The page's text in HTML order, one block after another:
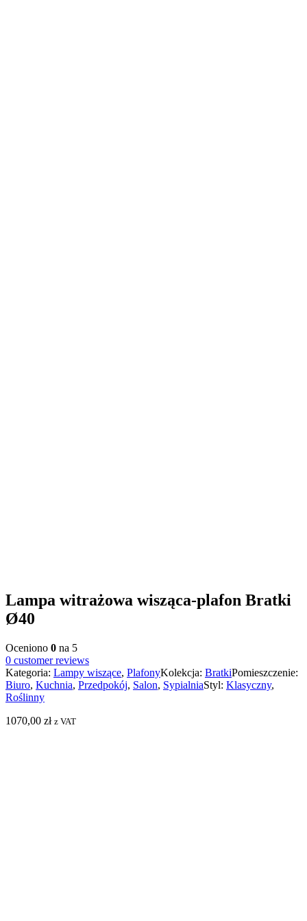
Lampa witrażowa wisząca-plafon Bratki
Ø40
Oceniono 0 na 5
0 customer reviews
Kategoria: Lampy wiszące, PlafonyKolekcja: BratkiPomieszczenie:
Biuro, Kuchnia, Przedpokój, Salon, SypialniaStyl: Klasyczny,
Roślinny
1070,00 zł z VAT